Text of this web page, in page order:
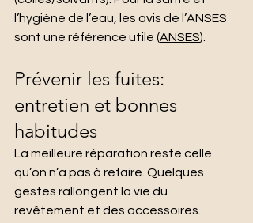
l’hygiène de l’eau, les avis de l’ANSES
sont une référence utile (ANSES).
Prévenir les fuites:
entretien et bonnes
habitudes
La meilleure réparation reste celle
qu’on n’a pas à refaire. Quelques
gestes rallongent la vie du
revêtement et des accessoires.